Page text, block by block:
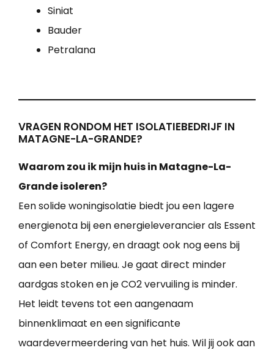
Siniat
Bauder
Petralana
VRAGEN RONDOM HET ISOLATIEBEDRIJF IN
MATAGNE-LA-GRANDE?
Waarom zou ik mijn huis in Matagne-La-
Grande isoleren?
Een solide woningisolatie biedt jou een lagere
energienota bij een energieleverancier als Essent
of Comfort Energy, en draagt ook nog eens bij
aan een beter milieu. Je gaat direct minder
aardgas stoken en je CO2 vervuiling is minder.
Het leidt tevens tot een aangenaam
binnenklimaat en een significante
waardevermeerdering van het huis. Wil jij ook aan